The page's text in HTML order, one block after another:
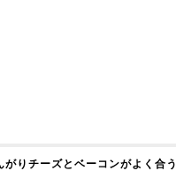
がりチーズとベーコンがよく合